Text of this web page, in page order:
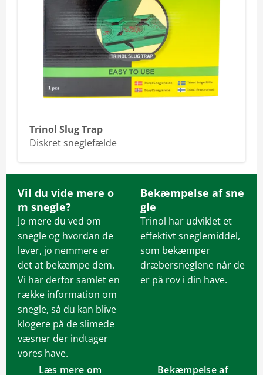
Trinol Slug Trap
Diskret sneglefælde
Vil du vide mere o
m snegle?
Jo mere du ved om
snegle og hvordan de
lever, jo nemmere er
det at bekæmpe dem.
Vi har derfor samlet en
række information om
snegle, så du kan blive
klogere på de slimede
væsner der indtager
vores have.
Læs mere om
Bekæmpelse af sne
gle
Trinol har udviklet et
effektivt sneglemiddel,
som bekæmper
dræbersneglene når de
er på rov i din have.
Bekæmpelse af